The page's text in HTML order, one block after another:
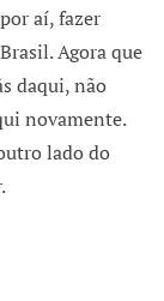
aí, fazer
Agora que
daqui, não
novamente.
lado do